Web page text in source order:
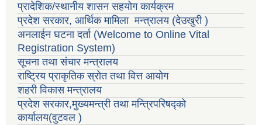
प्रादेशिक/स्थानीय शासन सहयोग कार्यक्रम
प्रदेश सरकार, आर्थिक मामिला मन्त्रालय (देउखुरी )
अनलाईन घटना दर्ता (Welcome to Online Vital
Registration System)
सूचना तथा संचार मन्त्रालय
राष्ट्रिय प्राकृतिक स्रोत तथा वित्त आयोग
शहरी विकास मन्त्रालय
प्रदेश सरकार,मुख्यमन्त्री तथा मन्त्रिपरिषद्को
कार्यालय(वुटवल )